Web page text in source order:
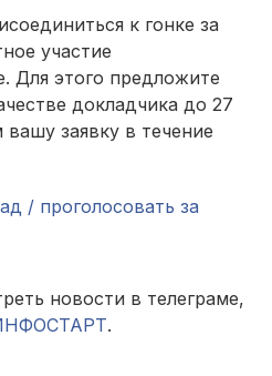
к гонке за
участие
Для этого предложите
докладчика до 27
заявку в течение
/ проголосовать за
новости в телеграме,
.